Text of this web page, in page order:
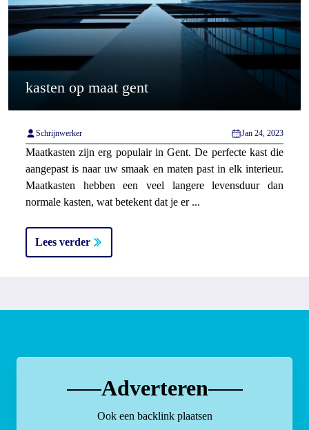
kasten op maat gent
Schrijnwerker Jan 24, 2023
Maatkasten zijn erg populair in Gent. De perfecte kast die
aangepast is naar uw smaak en maten past in elk interieur.
Maatkasten hebben een veel langere levensduur dan
normale kasten, wat betekent dat je er ...
Lees verder
Adverteren
Ook een backlink plaatsen